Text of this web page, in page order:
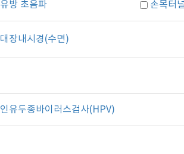
유방 초음파 손목터
대장내시경(수면)
인유두종바이러스검사(HPV)